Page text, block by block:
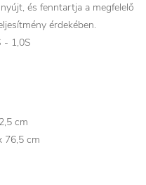
és fenntartja a megfelelő
érdekében.
- 1,0S
cm
76,5 cm